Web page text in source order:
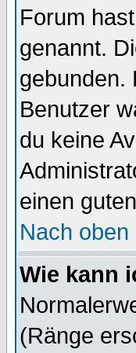
Forum
genannt.
gebunden.
Benutzer
du keine
einen
Nach oben
Wie kann
(Ränge